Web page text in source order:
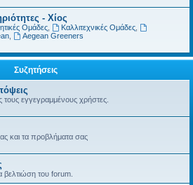
- Χίος
Ομάδες, Καλλιτεχνικές Ομάδες,
Aegean Greeners
Συζητήσεις
εγγεγραμμένους χρήστες.
και τα προβλήματα σας
βελτιώση του forum.